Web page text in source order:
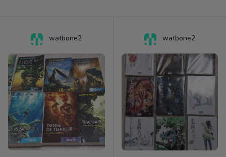
watbone2 watbone2